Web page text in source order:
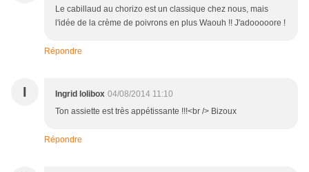
Le cabillaud au chorizo est un classique chez nous, mais
l'idée de la crème de poivrons en plus Waouh !! J'adooooore !
Répondre
I Ingrid lolibox 04/08/2014 11:10
Ton assiette est très appétissante !!!<br /> Bizoux
Répondre